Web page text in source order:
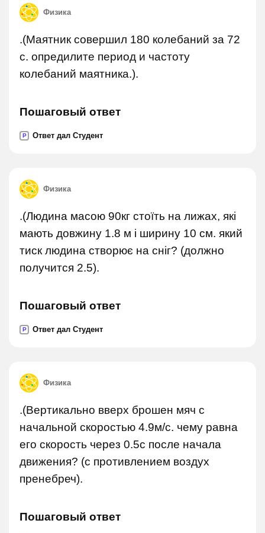
Физика
.(Маятник совершил 180 колебаний за 72
с. опредилите период и частоту
колебаний маятника.).
Пошаговый ответ
P Ответ дал Студент
Физика
.(Людина масою 90кг стоїть на лижах, які
мають довжину 1.8 м і ширину 10 см. який
тиск людина створює на сніг? (должно
получится 2.5).
Пошаговый ответ
P Ответ дал Студент
Физика
.(Вертикально вверх брошен мяч с
начальной скоростью 4.9м/с. чему равна
его скорость через 0.5с после начала
движения? (с противлением воздух
пренебреч).
Пошаговый ответ